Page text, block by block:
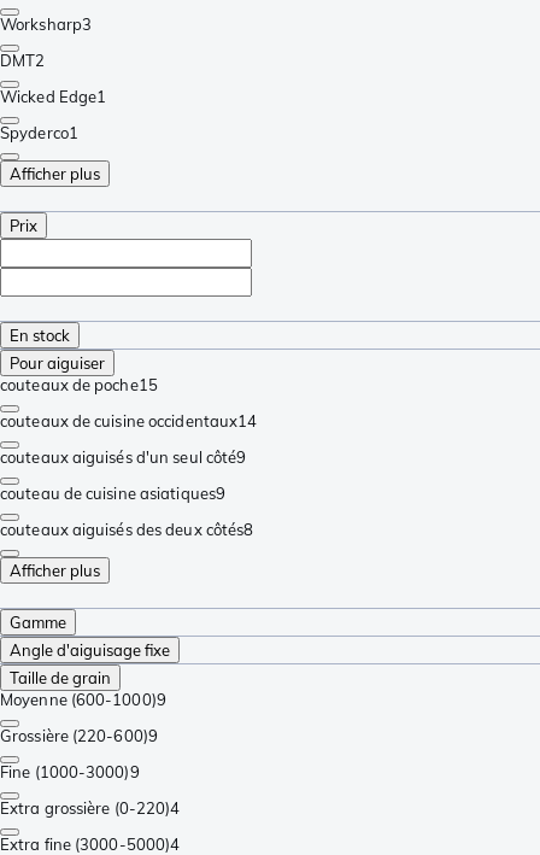
Worksharp3
DMT2
Wicked Edge1
Spyderco1
Afficher plus
Prix
En stock
Pour aiguiser
couteaux de poche15
couteaux de cuisine occidentaux14
couteaux aiguisés d'un seul côté9
couteau de cuisine asiatiques9
couteaux aiguisés des deux côtés8
Afficher plus
Gamme
Angle d'aiguisage fixe
Taille de grain
Moyenne (600-1000)9
Grossière (220-600)9
Fine (1000-3000)9
Extra grossière (0-220)4
Extra fine (3000-5000)4